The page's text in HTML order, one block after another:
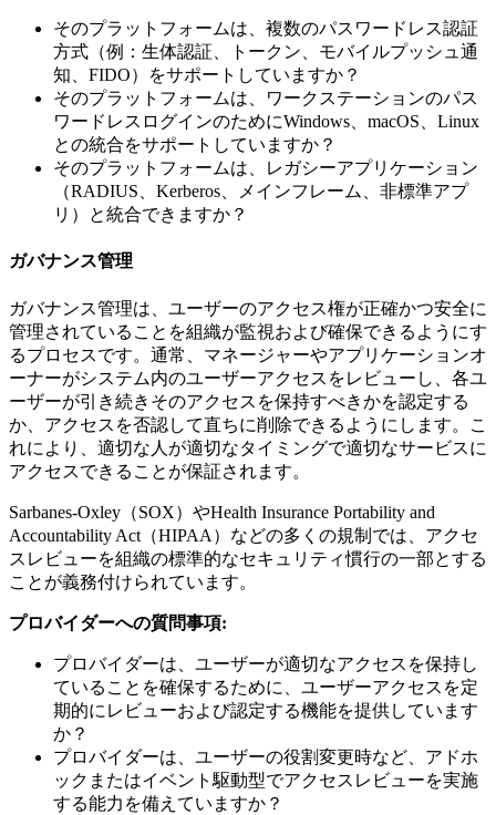
そのプラットフォームは、複数のパスワードレス認証
方式（例：生体認証、トークン、モバイルプッシュ通
知、FIDO）をサポートしていますか？
そのプラットフォームは、ワークステーションのパス
ワードレスログインのためにWindows、macOS、Linux
との統合をサポートしていますか？
そのプラットフォームは、レガシーアプリケーション
（RADIUS、Kerberos、メインフレーム、非標準アプ
リ）と統合できますか？
ガバナンス管理
ガバナンス管理は、ユーザーのアクセス権が正確かつ安全に
管理されていることを組織が監視および確保できるようにす
るプロセスです。通常、マネージャーやアプリケーションオ
ーナーがシステム内のユーザーアクセスをレビューし、各ユ
ーザーが引き続きそのアクセスを保持すべきかを認定する
か、アクセスを否認して直ちに削除できるようにします。こ
れにより、適切な人が適切なタイミングで適切なサービスに
アクセスできることが保証されます。
Sarbanes-Oxley（SOX）やHealth Insurance Portability and
Accountability Act（HIPAA）などの多くの規制では、アクセ
スレビューを組織の標準的なセキュリティ慣行の一部とする
ことが義務付けられています。
プロバイダーへの質問事項:
プロバイダーは、ユーザーが適切なアクセスを保持し
ていることを確保するために、ユーザーアクセスを定
期的にレビューおよび認定する機能を提供しています
か？
プロバイダーは、ユーザーの役割変更時など、アドホ
ックまたはイベント駆動型でアクセスレビューを実施
する能力を備えていますか？